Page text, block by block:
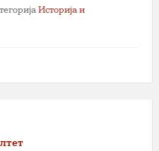
Историја и